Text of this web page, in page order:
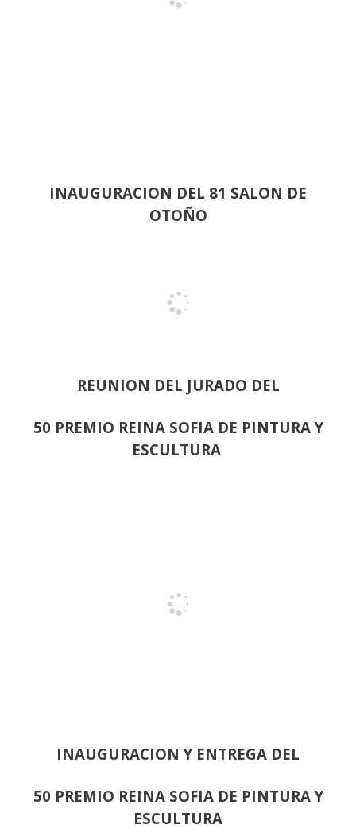
INAUGURACION DEL 81 SALON DE
OTOÑO
REUNION DEL JURADO DEL
50 PREMIO REINA SOFIA DE PINTURA Y
ESCULTURA
INAUGURACION Y ENTREGA DEL
50 PREMIO REINA SOFIA DE PINTURA Y
ESCULTURA